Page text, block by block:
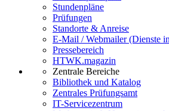
Stundenpläne
Prüfungen
Standorte & Anreise
E-Mail / Webmailer (Dienste
Pressebereich
HTWK.magazin
Zentrale Bereiche
Bibliothek und Katalog
Zentrales Prüfungsamt
IT-Servicezentrum